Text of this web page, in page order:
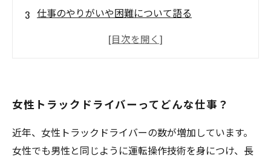
仕事のやりがいや困難について語る
女性でもできる！トラックドライバーの資格と
女性トラックドライバーってどんな仕事？
近年、女性トラックドライバーの数が増加しています。
女性でも男性と同じように運転操作技術を身につけ、長